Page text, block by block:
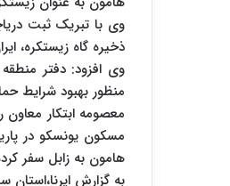
وی با تبریک ثبت
ذخیره گاه زیستکره،
منظور بهبود شرایط
معصومه ابتکار
مسکون یونسکو در
هامون به زابل سفر